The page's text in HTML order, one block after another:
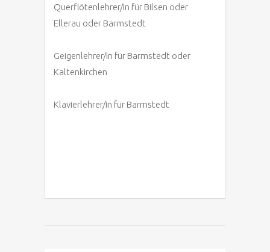
Querflötenlehrer/in für Bilsen oder
Ellerau oder Barmstedt
Geigenlehrer/in für Barmstedt oder
Kaltenkirchen
Klavierlehrer/in für Barmstedt